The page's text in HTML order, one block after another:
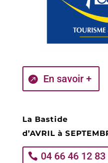
En savoir +
La Bastide
d’AVRIL à
04 66 46 12 83